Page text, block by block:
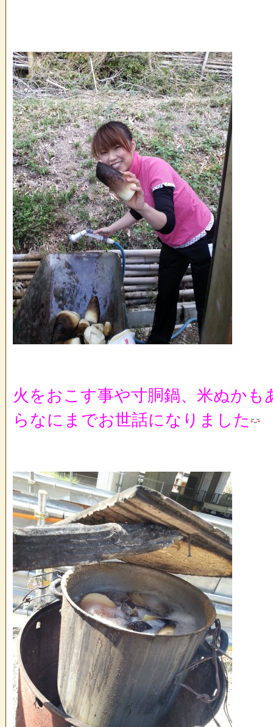
火をおこす事や寸胴鍋、米ぬか
らなにまでお世話になりました